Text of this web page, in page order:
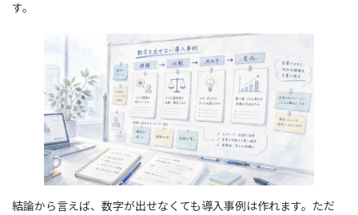
す。
結論から言えば、数字が出せなくても導入事例は作れます。ただ